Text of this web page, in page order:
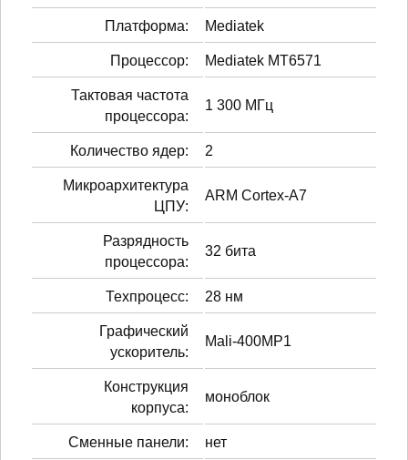
Платформа: Mediatek
Процессор: Mediatek MT6571
Тактовая частота
процессора:
1 300 МГц
Количество ядер: 2
Микроархитектура
ЦПУ:
ARM Cortex-A7
Разрядность
процессора:
32 бита
Техпроцесс: 28 нм
Графический
ускоритель:
Mali-400MP1
Конструкция
корпуса:
моноблок
Сменные панели: нет